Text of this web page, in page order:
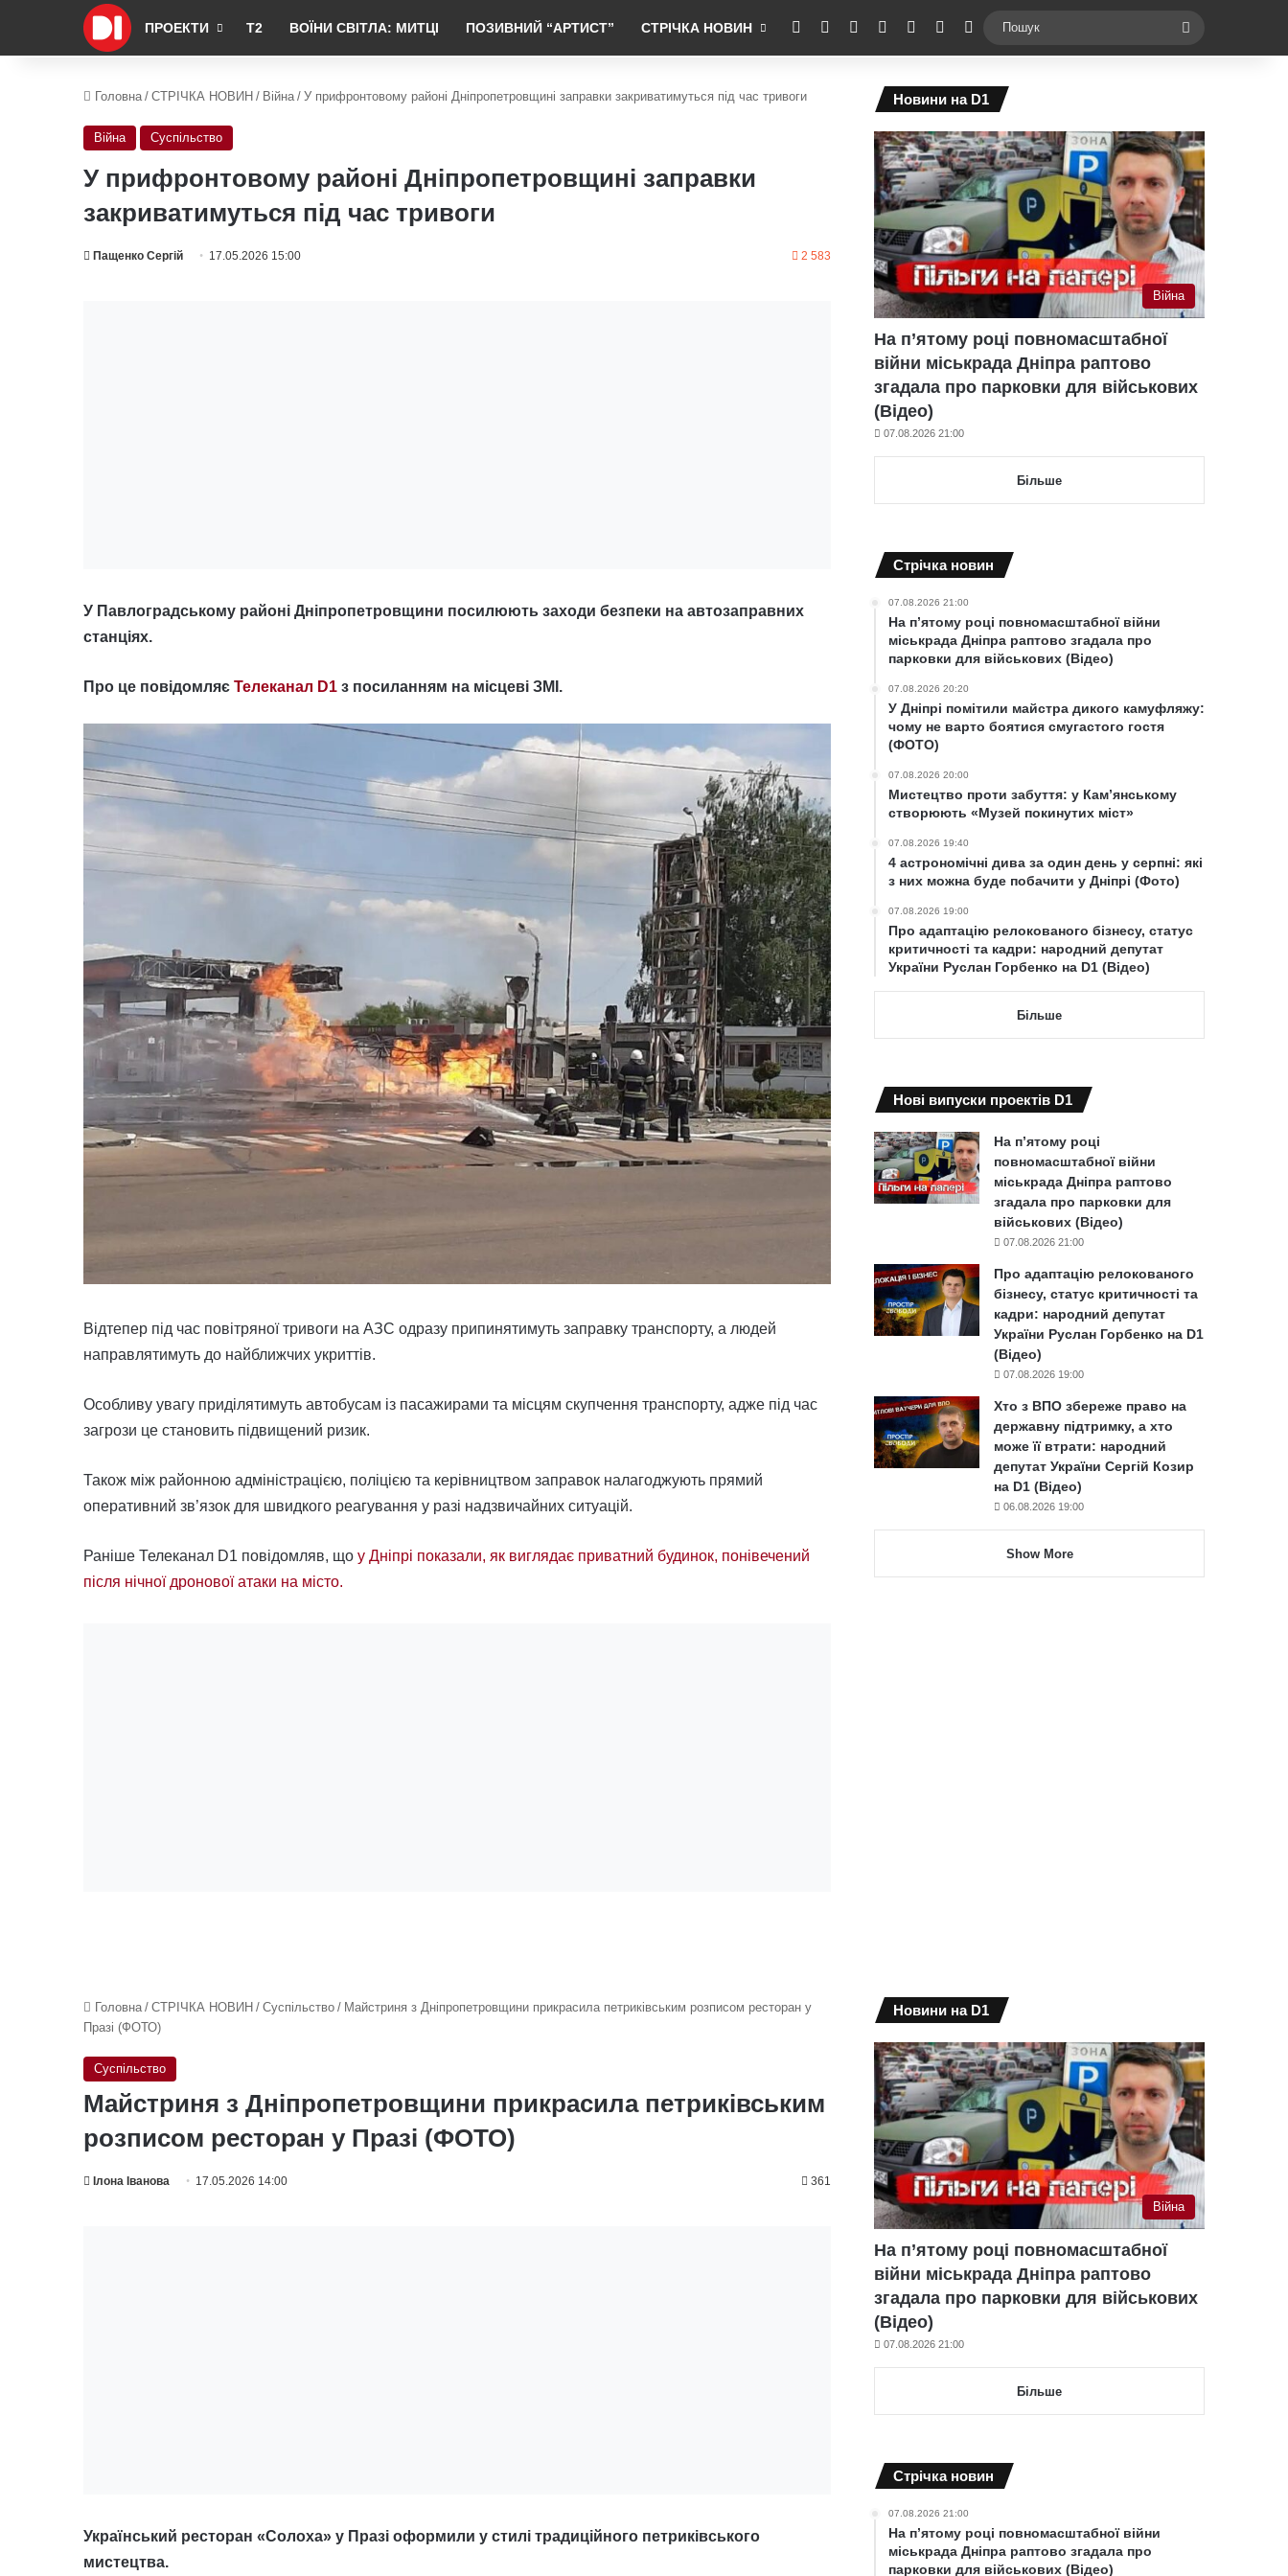
ПРОЕКТИ Т2 ВОЇНИ СВІТЛА: МИТЦІ ПОЗИВНИЙ “АРТИСТ” СТРІЧКА НОВИН RSS Facebook YouTubeInstagramTelegramSwitch skin
Головна / СТРІЧКА НОВИН / Війна / У прифронтовому районі Дніпропетровщині заправки закриватимуться під час тривоги
Війна Суспільство
У прифронтовому районі Дніпропетровщині заправки
закриватимуться під час тривоги
Пащенко Сергій 17.05.2026 15:00 2 583
У Павлоградському районі Дніпропетровщини посилюють заходи безпеки на автозаправних
станціях.
Про це повідомляє Телеканал D1 з посиланням на місцеві ЗМІ.
Відтепер під час повітряної тривоги на АЗС одразу припинятимуть заправку транспорту, а людей
направлятимуть до найближчих укриттів.
Особливу увагу приділятимуть автобусам із пасажирами та місцям скупчення транспорту, адже під час
загрози це становить підвищений ризик.
Також між районною адміністрацією, поліцією та керівництвом заправок налагоджують прямий
оперативний зв’язок для швидкого реагування у разі надзвичайних ситуацій.
Раніше Телеканал D1 повідомляв, що у Дніпрі показали, як виглядає приватний будинок, понівечений
після нічної дронової атаки на місто.
Новини на D1
Війна
На п’ятому році повномасштабної
війни міськрада Дніпра раптово
згадала про парковки для військових
(Відео)
07.08.2026 21:00
Більше
Cтрічка новин
07.08.2026 21:00
На п’ятому році повномасштабної війни
міськрада Дніпра раптово згадала про
парковки для військових (Відео)
07.08.2026 20:20
У Дніпрі помітили майстра дикого камуфляжу:
чому не варто боятися смугастого гостя
(ФОТО)
07.08.2026 20:00
Мистецтво проти забуття: у Кам’янському
створюють «Музей покинутих міст»
07.08.2026 19:40
4 астрономічні дива за один день у серпні: які
з них можна буде побачити у Дніпрі (Фото)
07.08.2026 19:00
Про адаптацію релокованого бізнесу, статус
критичності та кадри: народний депутат
України Руслан Горбенко на D1 (Відео)
Більше
Нові випуски проектів D1
На п’ятому році
повномасштабної війни
міськрада Дніпра раптово
згадала про парковки для
військових (Відео)
07.08.2026 21:00
Про адаптацію релокованого
бізнесу, статус критичності та
кадри: народний депутат
України Руслан Горбенко на D1
(Відео)
07.08.2026 19:00
Хто з ВПО збереже право на
державну підтримку, а хто
може її втрати: народний
депутат України Сергій Козир
на D1 (Відео)
06.08.2026 19:00
Show More